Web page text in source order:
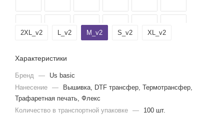
2XL_v2 L_v2 M_v2 S_v2 XL_v2
Характеристики
Бренд —
Us basic
Нанесение —
Вышивка, DTF трансфер, Термотрансфер,
Трафаретная печать, Флекс
Количество в транспортной упаковке —
100 шт.